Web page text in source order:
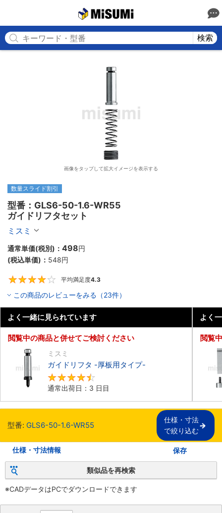
検索
画像をタップして拡大イメージを表示する
数量スライド割引
型番：GLS6-50-1.6-WR55
ガイドリフタセット
ミスミ
通常単価(税別)： 498円
(税込単価)： 548円
平均満足度4.3
この商品のレビューをみる（23件）
よく一緒に見られています
閲覧中の商品と併せてご検討ください
ミスミ
ガイドリフタ -厚板用タイプ-
通常出荷日：3 日目
よく
閲覧
型番: GLS6-50-1.6-WR55
仕様・寸法
で絞り込む
仕様・寸法情報 保存
類似品を再検索
※CADデータはPCでダウンロードできます